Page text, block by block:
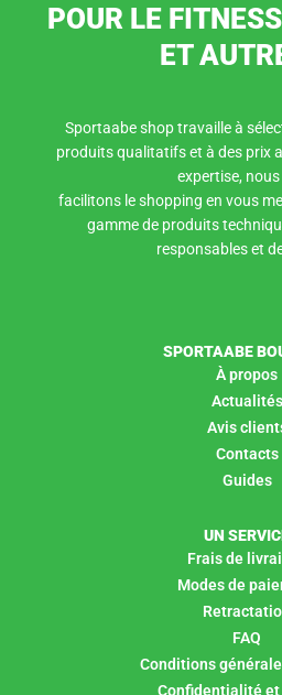
POUR LE
ET
Sportaabe shop travaille à
produits qualitatifs et à des prix
expertise,
facilitons le shopping en vous
gamme de produits
responsables et
SPORTAABE
À propos
Actualités
Avis
Contacts
Guides
UN
Frais de
Modes de
FAQ
Conditions
Confidentialité et